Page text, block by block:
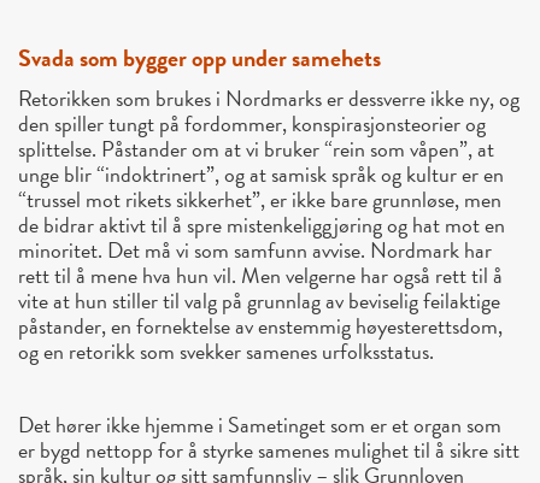
Svada som bygger opp under samehets
Retorikken som brukes i Nordmarks er dessverre ikke ny, og
den spiller tungt på fordommer, konspirasjonsteorier og
splittelse. Påstander om at vi bruker “rein som våpen”, at
unge blir “indoktrinert”, og at samisk språk og kultur er en
“trussel mot rikets sikkerhet”, er ikke bare grunnløse, men
de bidrar aktivt til å spre mistenkeliggjøring og hat mot en
minoritet. Det må vi som samfunn avvise. Nordmark har
rett til å mene hva hun vil. Men velgerne har også rett til å
vite at hun stiller til valg på grunnlag av beviselig feilaktige
påstander, en fornektelse av enstemmig høyesterettsdom,
og en retorikk som svekker samenes urfolksstatus.
Det hører ikke hjemme i Sametinget som er et organ som
er bygd nettopp for å styrke samenes mulighet til å sikre sitt
språk, sin kultur og sitt samfunnsliv – slik Grunnloven